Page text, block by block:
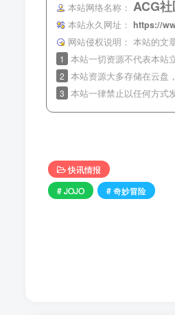
本站网络名称： ACG
本站永久网址：
https://
网站侵权说明： 本站的文
1 本站一切资源不代表本站
2 本站资源大多存储在云盘
3 本站一律禁止以任何方式
快讯情报
# JOJO
# 奇妙冒险